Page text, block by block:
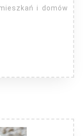
i domów